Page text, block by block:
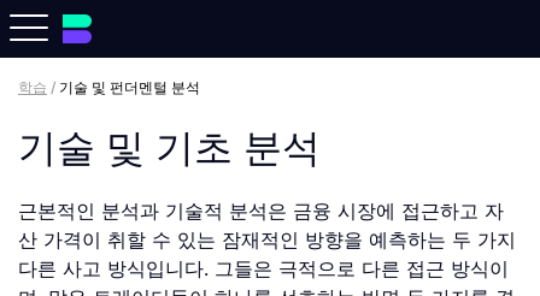
학습 / 기술 및 펀더멘털 분석
기술 및 기초 분석
근본적인 분석과 기술적 분석은 금융 시장에 접근하고 자
산 가격이 취할 수 있는 잠재적인 방향을 예측하는 두 가지
다른 사고 방식입니다. 그들은 극적으로 다른 접근 방식이